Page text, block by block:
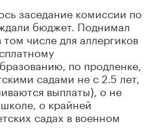
заседание комиссии по
бюджет. Поднимал
числе для аллергиков
по продленке,
садами не с 2.5 лет,
выплаты), о не
о крайней
садах в военном